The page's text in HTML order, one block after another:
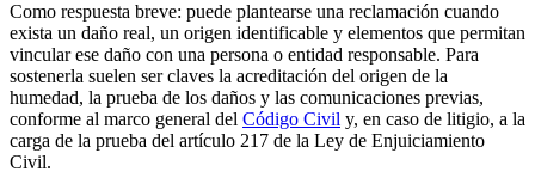
Como respuesta breve: puede plantearse una reclamación cuando
exista un daño real, un origen identificable y elementos que permitan
vincular ese daño con una persona o entidad responsable. Para
sostenerla suelen ser claves la acreditación del origen de la
humedad, la prueba de los daños y las comunicaciones previas,
conforme al marco general del Código Civil y, en caso de litigio, a la
carga de la prueba del artículo 217 de la Ley de Enjuiciamiento
Civil.